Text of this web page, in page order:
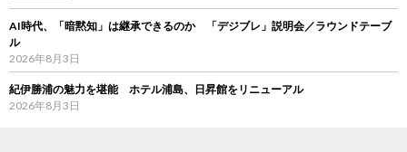
AI時代、「暗黙知」は継承できるのか 「デジブレ」説明会／ラウンドテーブ
ル
2026年8月3日
紀伊勝浦の魅力を堪能 ホテル浦島、日昇館をリニューアル
2026年8月3日